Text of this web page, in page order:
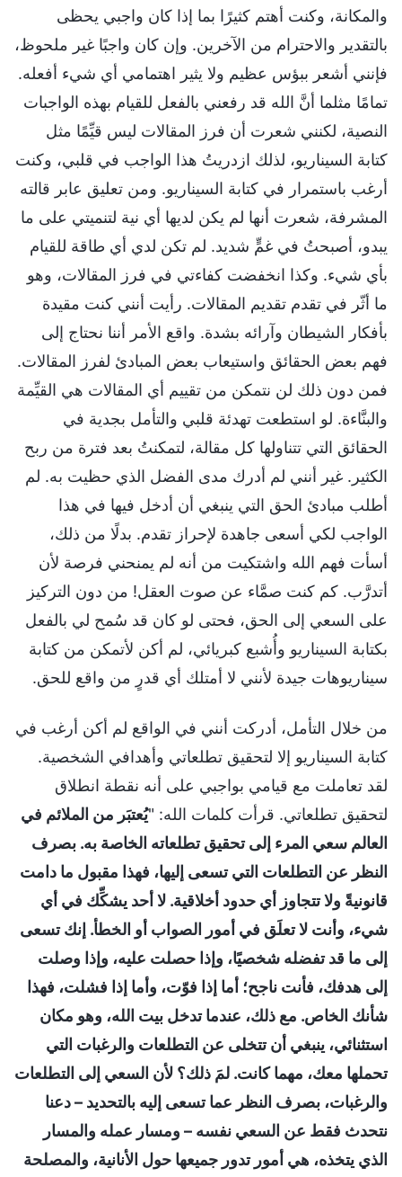
والمكانة، وكنت أهتم كثيرًا بما إذا كان واجبي يحظى
بالتقدير والاحترام من الآخرين. وإن كان واجبًا غير ملحوظ،
فإنني أشعر ببؤس عظيم ولا يثير اهتمامي أي شيء أفعله.
تمامًا مثلما أنَّ الله قد رفعني بالفعل للقيام بهذه الواجبات
النصية، لكنني شعرت أن فرز المقالات ليس قيِّمًا مثل
كتابة السيناريو، لذلك ازدريتُ هذا الواجب في قلبي، وكنت
أرغب باستمرار في كتابة السيناريو. ومن تعليق عابر قالته
المشرفة، شعرت أنها لم يكن لديها أي نية لتنميتي على ما
يبدو، أصبحتُ في غمٍّ شديد. لم تكن لدي أي طاقة للقيام
بأي شيء. وكذا انخفضت كفاءتي في فرز المقالات، وهو
ما أثّر في تقدم تقديم المقالات. رأيت أنني كنت مقيدة
بأفكار الشيطان وآرائه بشدة. واقع الأمر أننا نحتاج إلى
فهم بعض الحقائق واستيعاب بعض المبادئ لفرز المقالات.
فمن دون ذلك لن نتمكن من تقييم أي المقالات هي القيِّمة
والبنَّاءة. لو استطعت تهدئة قلبي والتأمل بجدية في
الحقائق التي تتناولها كل مقالة، لتمكنتُ بعد فترة من ربح
الكثير. غير أنني لم أدرك مدى الفضل الذي حظيت به. لم
أطلب مبادئ الحق التي ينبغي أن أدخل فيها في هذا
الواجب لكي أسعى جاهدة لإحراز تقدم. بدلًا من ذلك،
أسأت فهم الله واشتكيت من أنه لم يمنحني فرصة لأن
أتدرَّب. كم كنت صمَّاء عن صوت العقل! من دون التركيز
على السعي إلى الحق، فحتى لو كان قد سُمح لي بالفعل
بكتابة السيناريو وأُشبع كبريائي، لم أكن لأتمكن من كتابة
سيناريوهات جيدة لأنني لا أمتلك أي قدرٍ من واقع للحق.
من خلال التأمل، أدركت أنني في الواقع لم أكن أرغب في
كتابة السيناريو إلا لتحقيق تطلعاتي وأهدافي الشخصية.
لقد تعاملت مع قيامي بواجبي على أنه نقطة انطلاق
لتحقيق تطلعاتي. قرأت كلمات الله: "يُعتبَر من الملائم في
العالم سعي المرء إلى تحقيق تطلعاته الخاصة به. بصرف
النظر عن التطلعات التي تسعى إليها، فهذا مقبول ما دامت
قانونيةً ولا تتجاوز أي حدود أخلاقية. لا أحد يشكِّك في أي
شيء، وأنت لا تعلَق في أمور الصواب أو الخطأ. إنك تسعى
إلى ما قد تفضله شخصيًا، وإذا حصلت عليه، وإذا وصلت
إلى هدفك، فأنت ناجح؛ أما إذا فوّت، وأما إذا فشلت، فهذا
شأنك الخاص. مع ذلك، عندما تدخل بيت الله، وهو مكان
استثنائي، ينبغي أن تتخلى عن التطلعات والرغبات التي
تحملها معك، مهما كانت. لمَ ذلك؟ لأن السعي إلى التطلعات
والرغبات، بصرف النظر عما تسعى إليه بالتحديد – دعنا
نتحدث فقط عن السعي نفسه – ومسار عمله والمسار
الذي يتخذه، هي أمور تدور جميعها حول الأنانية، والمصلحة